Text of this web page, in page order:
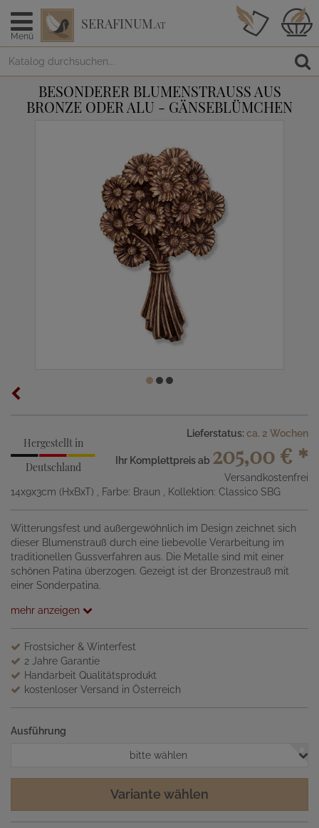
Menü
SERAFINUM.AT
BESONDERER BLUMENSTRAUSS AUS B
RONZE ODER ALU - GÄNSEBLÜMCHEN
Hergestellt in
Deutschland
Lieferstatus: ca. 2 Wochen
Ihr Komplettpreis ab 205,00 € *
Versandkostenfrei
14x9x3cm (HxBxT)
, Farbe: Braun , Kollektion: Classico SBG
Witterungsfest und außergewöhnlich im Design zeichnet sich
dieser Blumenstrauß durch eine liebevolle Verarbeitung im
traditionellen Gussverfahren aus. Die Metalle sind mit einer
schönen Patina überzogen. Gezeigt ist der Bronzestrauß mit
einer Sonderpatina.
mehr anzeigen
Frostsicher & Winterfest
2 Jahre Garantie
Handarbeit Qualitätsprodukt
kostenloser Versand in Österreich
Ausführung
bitte wählen
Variante wählen